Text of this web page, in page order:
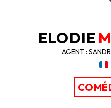
ELODIE
AGENT :